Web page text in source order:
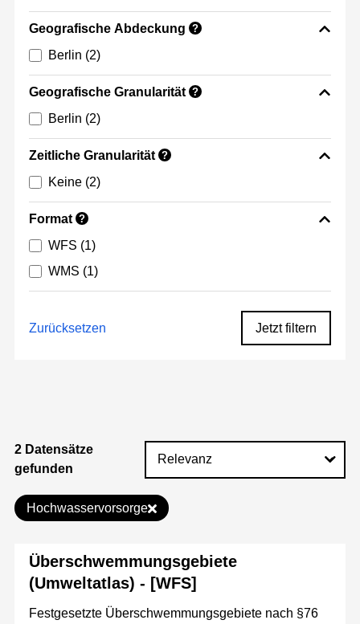
Geografische Abdeckung ?
Berlin (2)
Geografische Granularität ?
Berlin (2)
Zeitliche Granularität ?
Keine (2)
Format ?
WFS (1)
WMS (1)
Zurücksetzen Jetzt filtern
2 Datensätze
gefunden
Hochwasservorsorge
Überschwemmungsgebiete
(Umweltatlas) - [WFS]
Festgesetzte Überschwemmungsgebiete nach §76